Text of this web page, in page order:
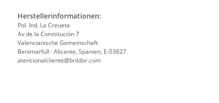
Herstellerinformationen:
Pol. Ind. La Creueta
Av de la Constitución 7
Valencianische Gemeinschaft
Benimarfull · Alicante, Spanien, E-03827
atencionalcliente@brildor.com